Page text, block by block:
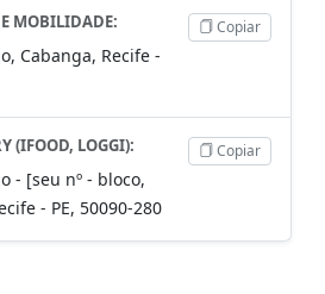
MOBILIDADE:
Cabanga, Recife -
Copiar
(IFOOD, LOGGI):
- [seu nº - bloco,
- PE, 50090-280
Copiar